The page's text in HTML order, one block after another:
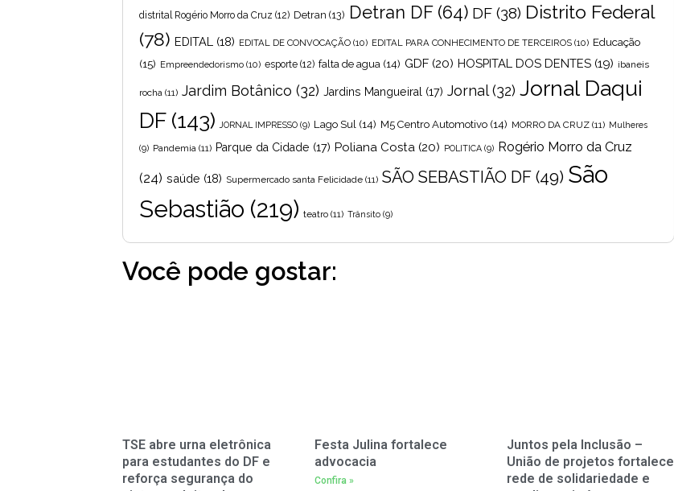
distrital Rogério Morro da Cruz (12) Detran (13) Detran DF(64) DF (38) Distrito Federal
(78) EDITAL (18) EDITAL DE CONVOCAÇÃO (10) EDITAL PARA CONHECIMENTO DE TERCEIROS (10) Educação
(15) Empreendedorismo (10) esporte (12) falta de agua (14) GDF (20) HOSPITAL DOS DENTES (19) ibaneis
rocha (11) Jardim Botânico (32) Jardins Mangueiral (17) Jornal(32) Jornal Daqui
DF(143) JORNAL IMPRESSO (9) Lago Sul (14) M5 Centro Automotivo (14) MORRO DA CRUZ (11) Mulheres
(9) Pandemia (11) Parque da Cidade (17) Poliana Costa (20) POLITICA (9) Rogério Morro da Cruz
(24) saúde (18) Supermercado santa Felicidade (11) SÃO SEBASTIÃO DF (49) São
Sebastião (219) teatro (11) Trânsito (9)
Você pode gostar:
TSE abre urna eletrônica
para estudantes do DF e
reforça segurança do
Festa Julina fortalece
advocacia
Confira »
Juntos pela Inclusão –
União de projetos fortalece
rede de solidariedade e